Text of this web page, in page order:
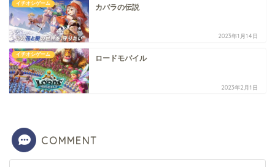
イチオシゲーム カバラの伝説
2023年1月14日
イチオシゲーム ロードモバイル
2023年2月1日
COMMENT